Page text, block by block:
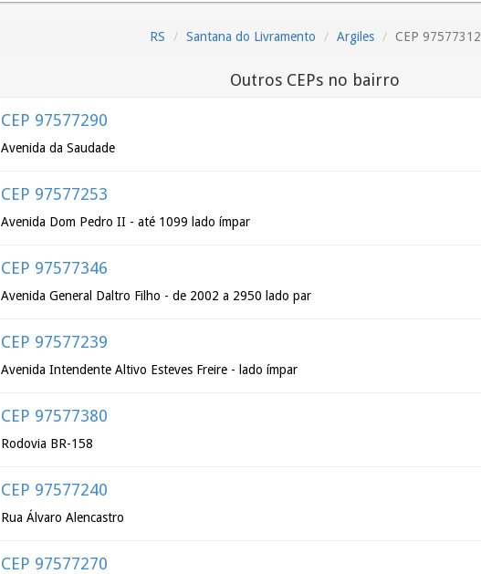
RS Santana do Livramento Argiles CEP 97577312
Outros CEPs no bairro
CEP 97577290
Avenida da Saudade
CEP 97577253
Avenida Dom Pedro II - até 1099 lado ímpar
CEP 97577346
Avenida General Daltro Filho - de 2002 a 2950 lado par
CEP 97577239
Avenida Intendente Altivo Esteves Freire - lado ímpar
CEP 97577380
Rodovia BR-158
CEP 97577240
Rua Álvaro Alencastro
CEP 97577270